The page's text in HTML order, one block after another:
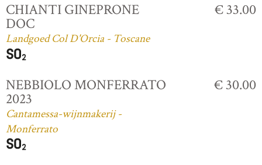
CHIANTI GINEPRONE
DOC
Landgoed Col D'Orcia - Toscane
€ 33.00
NEBBIOLO MONFERRATO
2023
Cantamessa-wijnmakerij -
Monferrato
€ 30.00